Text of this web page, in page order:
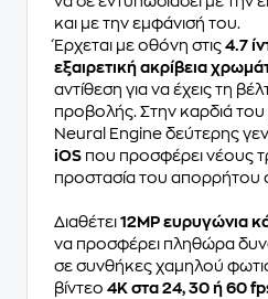
και με την εμφάνισή του.
Έρχεται με οθόνη στις 4.7
εξαιρετική ακρίβεια
αντίθεση για να έχεις τη
προβολής. Στην καρδιά του
Neural Engine δεύτερης
iOS που προσφέρει νέους
προστασία του απορρήτου
Διαθέτει 12MP ευρυγώνια
να προσφέρει πληθώρα
σε συνθήκες χαμηλού
βίντεο 4K στα 24, 30 ή 60